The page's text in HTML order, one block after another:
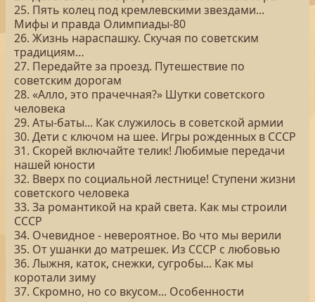
25. Пять колец под кремлевскими звездами...
Мифы и правда Олимпиады-80
26. Жизнь нараспашку. Скучая по советским
традициям…
27. Передайте за проезд. Путешествие по
советским дорогам
28. «Алло, это прачечная?» Шутки советского
человека
29. Аты-баты... Как служилось в советской армии
30. Дети с ключом на шее. Игры рожденных в СССР
31. Скорей включайте телик! Любимые передачи
нашей юности
32. Вверх по социальной лестнице! Ступени жизни
советского человека
33. За романтикой на край света. Как мы строили
СССР
34. Очевидное - невероятное. Во что мы верили
35. От ушанки до матрешек. Из СССР с любовью
36. Лыжня, каток, снежки, сугробы... Как мы
коротали зиму
37. Скромно, но со вкусом... Особенности